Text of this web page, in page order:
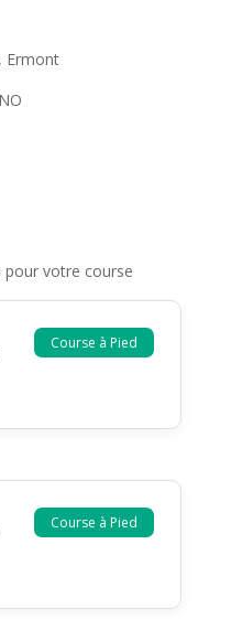
Ermont
pour votre course
Course à Pied
Course à Pied